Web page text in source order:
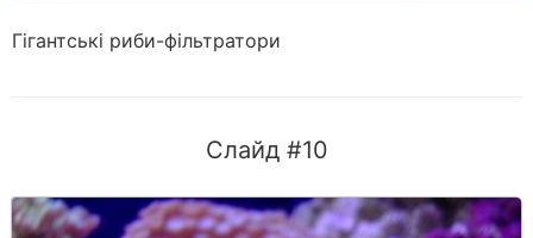
Гігантські риби-фільтратори
Слайд #10